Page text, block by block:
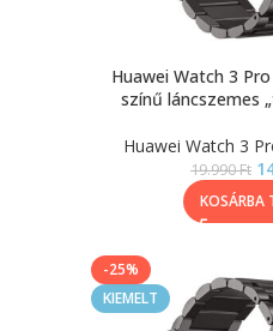
Huawei Watch 3
színű láncszemes
Huawei Watch 3
19.990Ft
KOSÁRBA
-25%
KIEMELT